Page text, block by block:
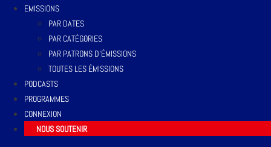
EMISSIONS
PAR DATES
PAR CATÉGORIES
PAR PATRONS D’ÉMISSIONS
TOUTES LES ÉMISSIONS
PODCASTS
PROGRAMMES
CONNEXION
NOUS SOUTENIR